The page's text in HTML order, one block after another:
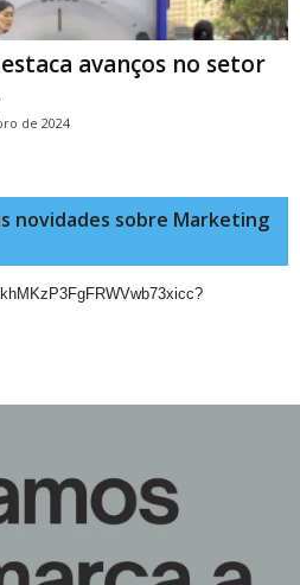
avanços no setor
de 2024
novidades sobre Marketing